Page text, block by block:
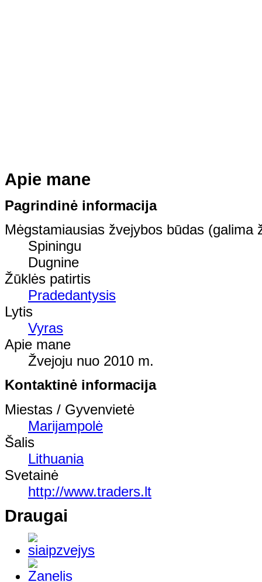
Apie mane
Pagrindinė informacija
Mėgstamiausias žvejybos būdas (galima
Spiningu
Dugnine
Žūklės patirtis
Pradedantysis
Lytis
Vyras
Apie mane
Žvejoju nuo 2010 m.
Kontaktinė informacija
Miestas / Gyvenvietė
Marijampolė
Šalis
Lithuania
Svetainė
http://www.traders.lt
Draugai